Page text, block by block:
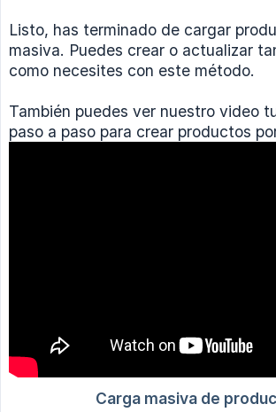
Listo, has terminado de cargar
masiva. Puedes crear o actualizar
como necesites con este método.
También puedes ver nuestro video
paso a paso para crear productos